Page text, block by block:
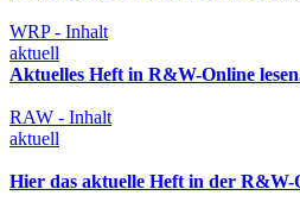
WRP - Inhalt
aktuell
Aktuelles Heft in R&W-Online
RAW - Inhalt
aktuell
Hier das aktuelle Heft in der R&W-